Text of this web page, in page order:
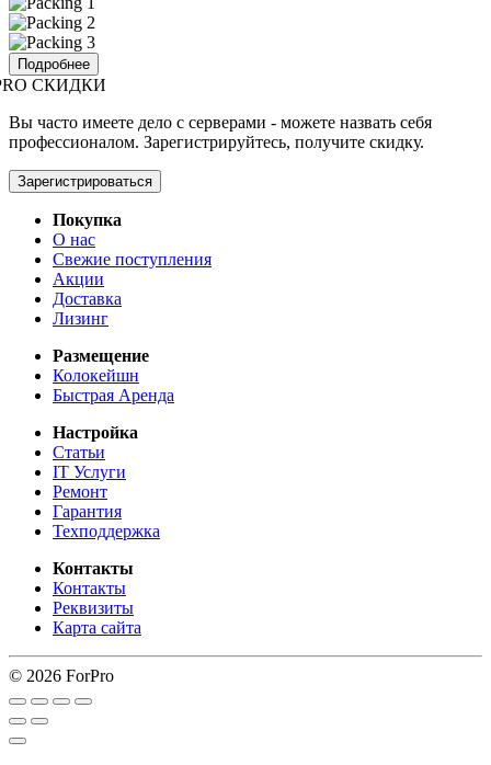
Подробнее
СКИДКИ
Вы часто имеете дело с серверами - можете назвать себя
профессионалом. Зарегистрируйтесь, получите скидку.
Зарегистрироваться
Покупка
О нас
Свежие поступления
Акции
Доставка
Лизинг
Размещение
Колокейшн
Быстрая Аренда
Настройка
Статьи
IT Услуги
Ремонт
Гарантия
Техподдержка
Контакты
Контакты
Реквизиты
Карта сайта
© 2026 ForPro